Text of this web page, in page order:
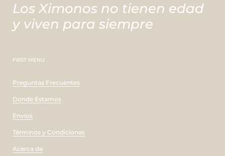
Los Ximonos no tienen edad
y viven para siempre
FIRST MENU
Preguntas Frecuentes
Donde Estamos
Envíos
Términos y Condiciones
Acerca de